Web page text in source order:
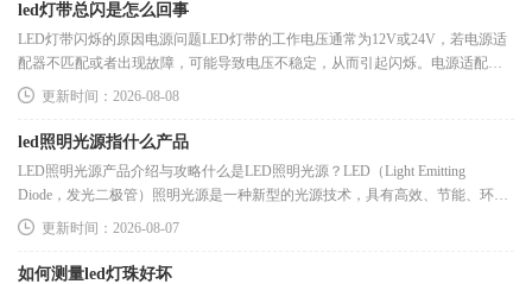
led灯带总闪是怎么回事
LED灯带闪烁的原因电源问题LED灯带的工作电压通常为12V或24V，若电源适
配器不匹配或者出现故障，可能导致电压不稳定，从而引起闪烁。电源适配器
不匹配：使用不合适的电源适配器，
更新时间：2026-08-08
led照明光源指什么产品
LED照明光源产品介绍与攻略什么是LED照明光源？LED（Light Emitting
Diode，发光二极管）照明光源是一种新型的光源技术，具有高效、节能、环保
等诸多优点。与传统的白炽灯、荧光灯相比，
更新时间：2026-08-07
如何测量led灯珠好坏